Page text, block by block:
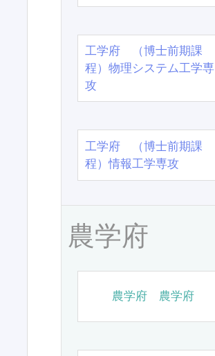
工学府 （博士前期課
程）物理システム工学専
攻
工学府 （博士前期課
程）情報工学専攻
農学府
農学府 農学府